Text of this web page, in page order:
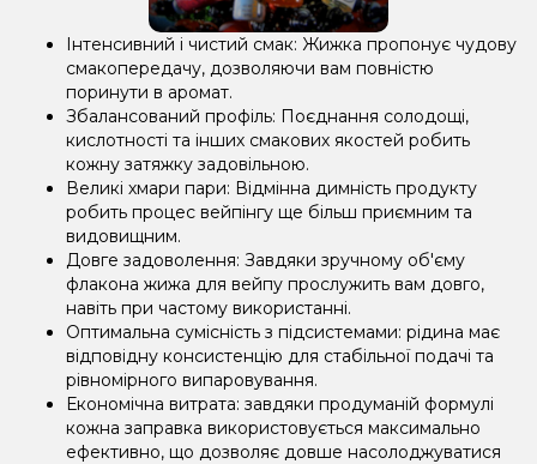
Інтенсивний і чистий смак: Жижка пропонує чудову
смакопередачу, дозволяючи вам повністю
поринути в аромат.
Збалансований профіль: Поєднання солодощі,
кислотності та інших смакових якостей робить
кожну затяжку задовільною.
Великі хмари пари: Відмінна димність продукту
робить процес вейпінгу ще більш приємним та
видовищним.
Довге задоволення: Завдяки зручному об'єму
флакона жижа для вейпу прослужить вам довго,
навіть при частому використанні.
Оптимальна сумісність з підсистемами: рідина має
відповідну консистенцію для стабільної подачі та
рівномірного випаровування.
Економічна витрата: завдяки продуманій формулі
кожна заправка використовується максимально
ефективно, що дозволяє довше насолоджуватися